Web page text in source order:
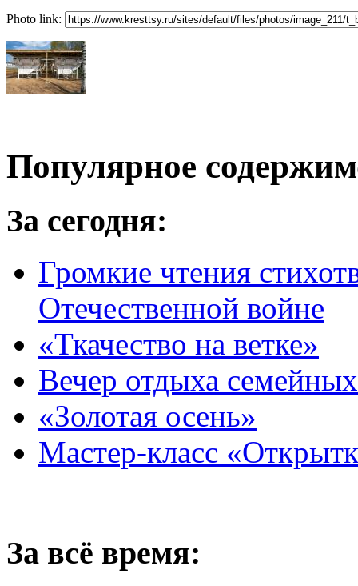
Photo link:
Популярное
За сегодня:
Громкие чтения
Отечественной войне
«Ткачество на ветке»
Вечер отдыха
«Золотая осень»
Мастер-класс
За всё время: